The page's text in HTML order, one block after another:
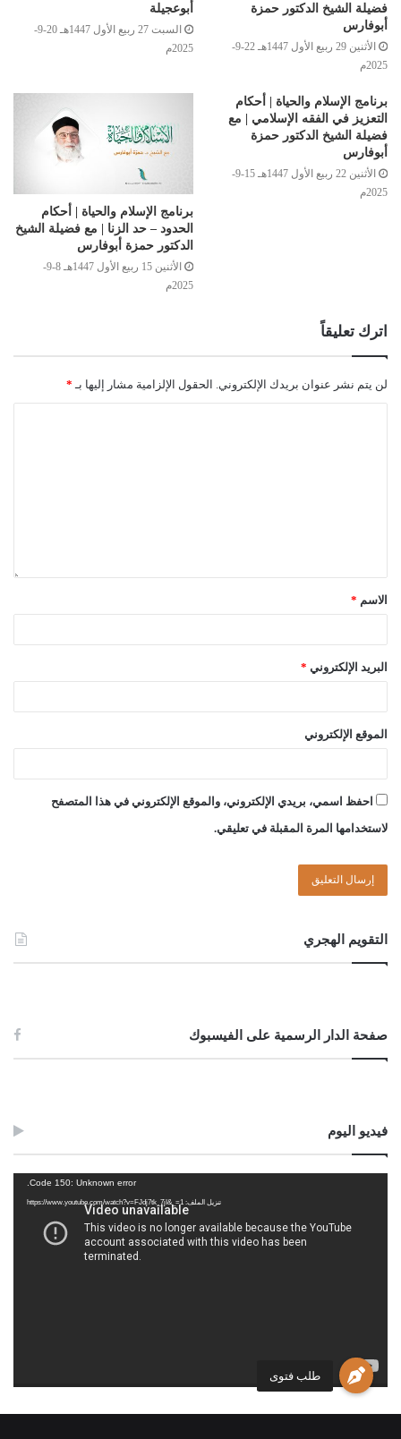
طلب فتوى
فضيلة الشيخ الدكتور حمزة
أبوفارس
الأثنين 29 ربيع الأول 1447هـ 22-9-
2025م
أبوعجيلة
السبت 27 ربيع الأول 1447هـ 20-9-
2025م
برنامج الإسلام والحياة | أحكام
التعزيز في الفقه الإسلامي | مع
فضيلة الشيخ الدكتور حمزة
أبوفارس
الأثنين 22 ربيع الأول 1447هـ 15-9-
2025م
برنامج الإسلام والحياة | أحكام
الحدود – حد الزنا | مع فضيلة الشيخ
الدكتور حمزة أبوفارس
الأثنين 15 ربيع الأول 1447هـ 8-9-
2025م
اترك تعليقاً
لن يتم نشر عنوان بريدك الإلكتروني. الحقول الإلزامية مشار إليها بـ *
الاسم *
البريد الإلكتروني *
الموقع الإلكتروني
احفظ اسمي، بريدي الإلكتروني، والموقع الإلكتروني في هذا المتصفح
لاستخدامها المرة المقبلة في تعليقي.
التقويم الهجري
صفحة الدار الرسمية على الفيسبوك
فيديو اليوم
Code 150: Unknown error.
تنزيل الملف: https://www.youtube.com/watch?v=FJdj7tk_7jI&_=1